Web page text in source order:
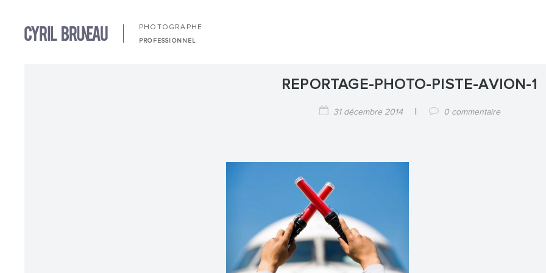
PHOTOGRAPHE
PROFESSIONNEL
REPORTAGE-PHOTO-PISTE-AVION-1
31 décembre 2014 0 commentaire